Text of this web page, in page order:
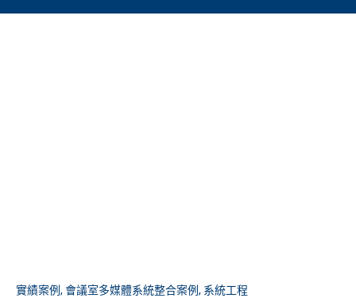
實績案例, 會議室多媒體系統整合案例, 系統工程